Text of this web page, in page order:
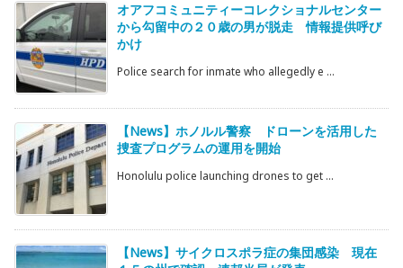
オアフコミュニティーコレクショナルセンター
から勾留中の２０歳の男が脱走 情報提供呼び
かけ
Police search for inmate who allegedly e ...
【News】ホノルル警察 ドローンを活用した
捜査プログラムの運用を開始
Honolulu police launching drones to get ...
【News】サイクロスポラ症の集団感染 現在